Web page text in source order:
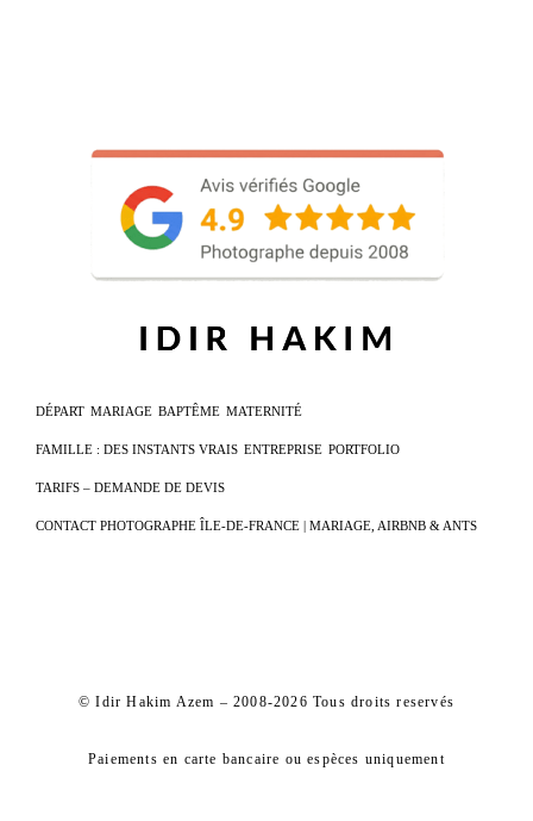
DÉPART MARIAGE BAPTÊME MATERNITÉ
FAMILLE : DES INSTANTS VRAIS ENTREPRISE PORTFOLIO
TARIFS – DEMANDE DE DEVIS
CONTACT PHOTOGRAPHE ÎLE-DE-FRANCE | MARIAGE, AIRBNB & ANTS
© Idir Hakim Azem – 2008-2026 Tous droits reservés
Paiements en carte bancaire ou espèces uniquement